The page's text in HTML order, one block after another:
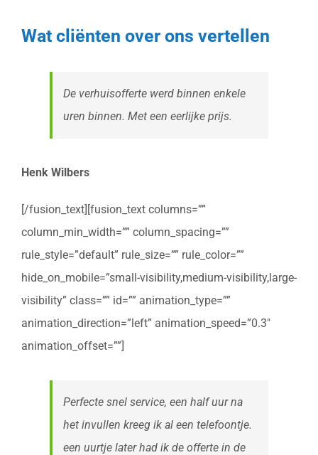
Wat cliënten over ons vertellen
De verhuisofferte werd binnen enkele
uren binnen. Met een eerlijke prijs.
Henk Wilbers
[/fusion_text][fusion_text columns=””
column_min_width=”” column_spacing=””
rule_style=”default” rule_size=”” rule_color=””
hide_on_mobile=”small-visibility,medium-visibility,large-
visibility” class=”” id=”” animation_type=””
animation_direction=”left” animation_speed=”0.3″
animation_offset=””]
Perfecte snel service, een half uur na
het invullen kreeg ik al een telefoontje.
een uurtje later had ik de offerte in de